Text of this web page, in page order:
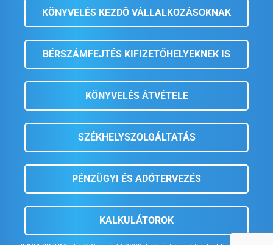
KÖNYVELÉS KEZDŐ VÁLLALKOZÁSOKNAK
BÉRSZÁMFEJTÉS KIFIZETŐHELYEKNEK IS
KÖNYVELÉS ÁTVÉTELE
SZÉKHELYSZOLGÁLTATÁS
PÉNZÜGYI ÉS ADÓTERVEZÉS
KALKULÁTOROK